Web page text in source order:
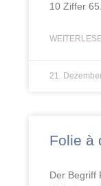
10 Ziffer
21.
Folie à
Der Begriff